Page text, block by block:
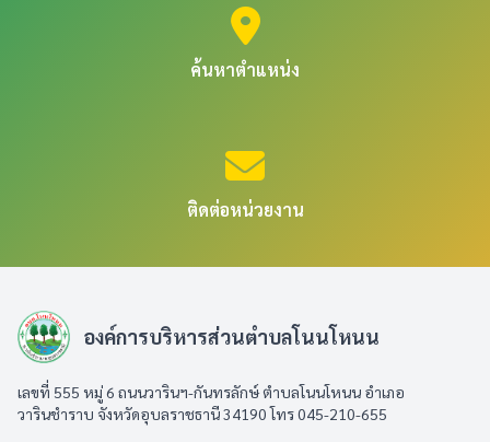
ค้นหาตำแหน่ง
ติดต่อหน่วยงาน
องค์การบริหารส่วนตำบลโนนโหนน
เลขที่ 555 หมู่ 6 ถนนวารินฯ-กันทรลักษ์ ตำบลโนนโหนน อำเภอ
วารินชำราบ จังหวัดอุบลราชธานี 34190 โทร 045-210-655